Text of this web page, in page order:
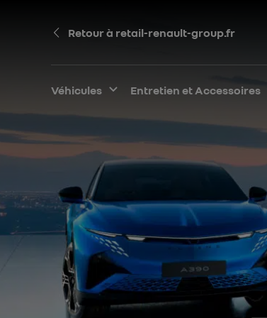
Retour à retail-renault-group.fr
Véhicules Développer le sous-menu
Entretien et Accessoires